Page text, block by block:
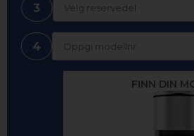
3 Velg reservedel
4
FINN DIN